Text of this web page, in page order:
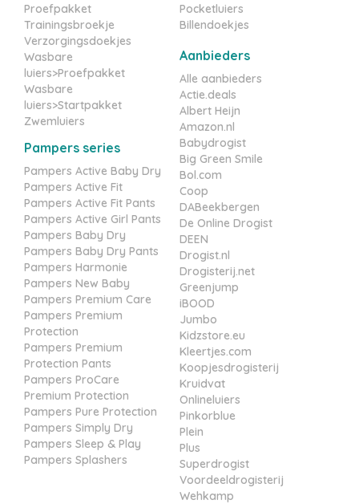
Proefpakket
Trainingsbroekje
Verzorgingsdoekjes
Wasbare
luiers>Proefpakket
Wasbare
luiers>Startpakket
Zwemluiers
Pampers series
Pampers Active Baby Dry
Pampers Active Fit
Pampers Active Fit Pants
Pampers Active Girl Pants
Pampers Baby Dry
Pampers Baby Dry Pants
Pampers Harmonie
Pampers New Baby
Pampers Premium Care
Pampers Premium
Protection
Pampers Premium
Protection Pants
Pampers ProCare
Premium Protection
Pampers Pure Protection
Pampers Simply Dry
Pampers Sleep & Play
Pampers Splashers
Pocketluiers
Billendoekjes
Aanbieders
Alle aanbieders
Actie.deals
Albert Heijn
Amazon.nl
Babydrogist
Big Green Smile
Bol.com
Coop
DABeekbergen
De Online Drogist
DEEN
Drogist.nl
Drogisterij.net
Greenjump
iBOOD
Jumbo
Kidzstore.eu
Kleertjes.com
Koopjesdrogisterij
Kruidvat
Onlineluiers
Pinkorblue
Plein
Plus
Superdrogist
Voordeeldrogisterij
Wehkamp